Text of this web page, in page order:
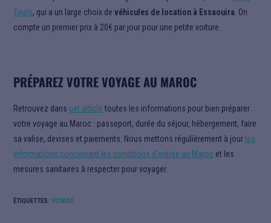
Tours, qui a un large choix devéhicules de location à Essaouira . On
compte un premier prix à 20€ par jour pour une petite voiture.
PRÉPAREZ VOTRE VOYAGE AU MAROC
Retrouvez dans cet article toutes les informations pour bien préparer
votre voyage au Maroc : passeport, durée du séjour, hébergement, faire
sa valise, devises et paiements. Nous mettons régulièrement à jour les
informations concernant les conditions d’entrée au Maroc et les
mesures sanitaires à respecter pour voyager.
ÉTIQUETTES:VOYAGE